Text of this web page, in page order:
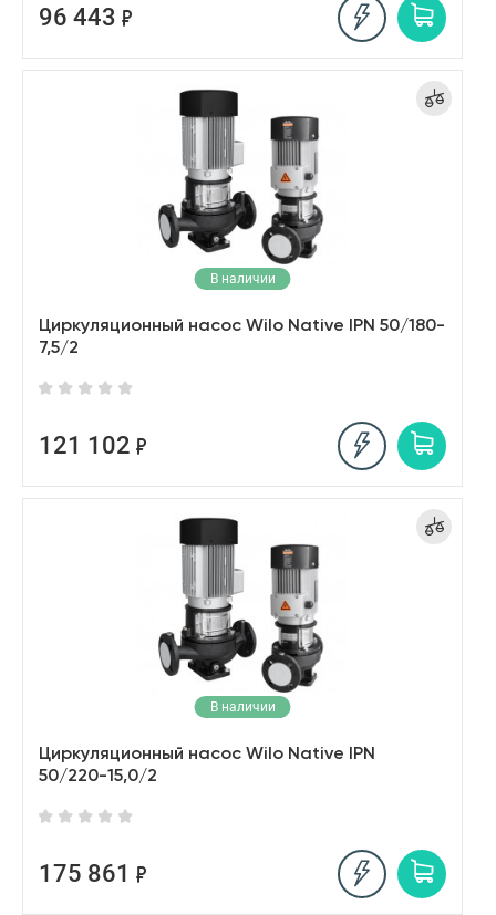
96 443
В наличии
Циркуляционный насос Wilo Native IPN 50/180-
7,5/2
121 102
В наличии
Циркуляционный насос Wilo Native IPN
50/220-15,0/2
175 861